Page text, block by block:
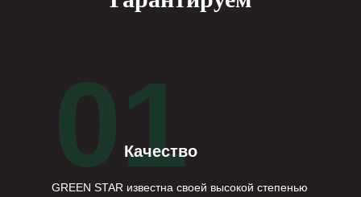
01
Качество
GREEN STAR известна своей высокой степенью